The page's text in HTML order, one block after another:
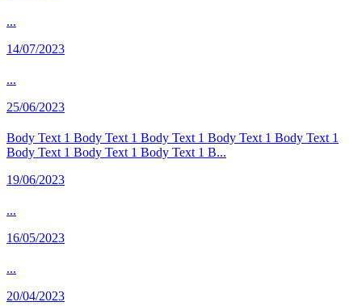
...
14/07/2023
...
25/06/2023
Body Text 1 Body Text 1 Body Text 1 Body Text 1 Body Text 1
Body Text 1 Body Text 1 Body Text 1 B...
19/06/2023
...
16/05/2023
...
20/04/2023